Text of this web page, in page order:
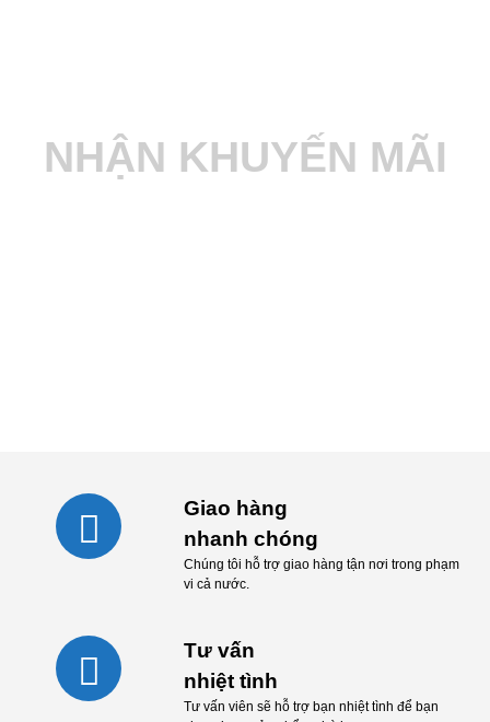
NHẬN KHUYẾN MÃI
Giao hàng
nhanh chóng
Chúng tôi hỗ trợ giao hàng tận nơi trong phạm
vi cả nước.
Tư vấn
nhiệt tình
Tư vấn viên sẽ hỗ trợ bạn nhiệt tình để bạn